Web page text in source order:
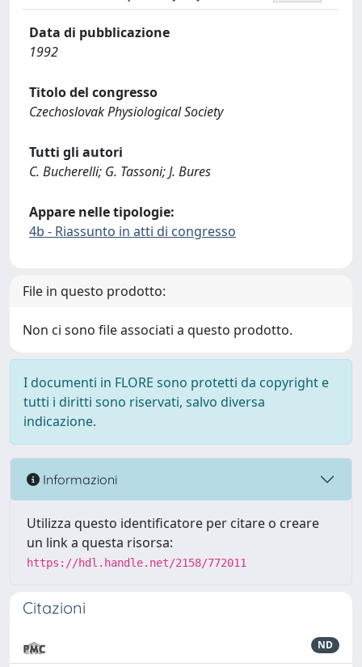
Data di pubblicazione
1992
Titolo del congresso
Czechoslovak Physiological Society
Tutti gli autori
C. Bucherelli; G. Tassoni; J. Bures
Appare nelle tipologie:
4b - Riassunto in atti di congresso
File in questo prodotto:
Non ci sono file associati a questo prodotto.
I documenti in FLORE sono protetti da copyright e
tutti i diritti sono riservati, salvo diversa
indicazione.
Informazioni
Utilizza questo identificatore per citare o creare
un link a questa risorsa:
https://hdl.handle.net/2158/772011
Citazioni
ND